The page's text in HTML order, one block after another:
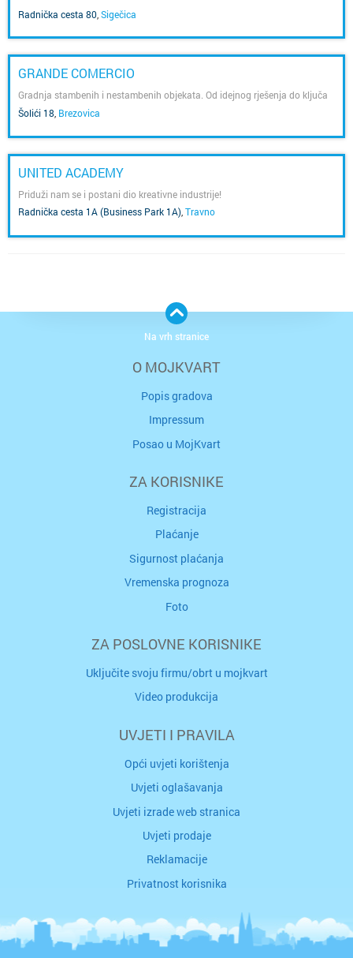
Radnička cesta 80 Sigečica
GRANDE COMERCIO
Gradnja stambenih i nestambenih objekata. Od idejnog rješenja do ključa
u ruke.
Šolići 18 Brezovica
UNITED ACADEMY
Priduži nam se i postani dio kreativne industrije!
Radnička cesta 1A (Business Park 1A) Travno
O MOJKVART
Popis gradova
Impressum
Posao u MojKvart
ZA KORISNIKE
Registracija
Plaćanje
Sigurnost plaćanja
Vremenska prognoza
Foto
ZA POSLOVNE KORISNIKE
Uključite svoju firmu/obrt u mojkvart
Video produkcija
UVJETI I PRAVILA
Opći uvjeti korištenja
Uvjeti oglašavanja
Uvjeti izrade web stranica
Uvjeti prodaje
Reklamacije
Privatnost korisnika
Na vrh stranice